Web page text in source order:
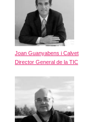
Joan Guanyabens i Calvet
Director General de la TIC